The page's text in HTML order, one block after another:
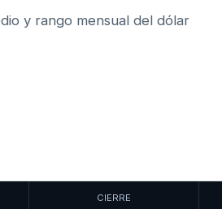
y rango mensual del dólar
CIERRE